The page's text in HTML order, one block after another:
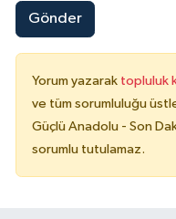
Gönder
Yorum yazarak topluluk
ve tüm sorumluluğu
Güçlü Anadolu - Son
sorumlu tutulamaz.